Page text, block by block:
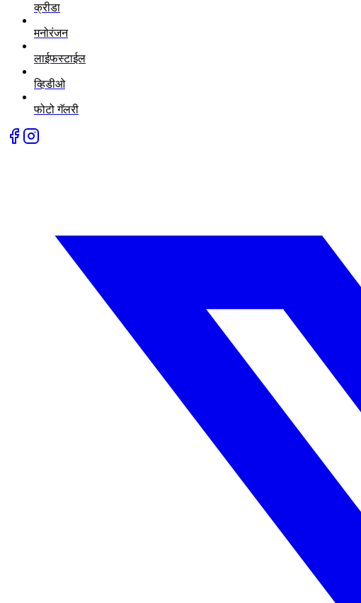
क्रीडा
मनोरंजन
लाईफस्टाईल
व्हिडीओ
फोटो गॅलरी